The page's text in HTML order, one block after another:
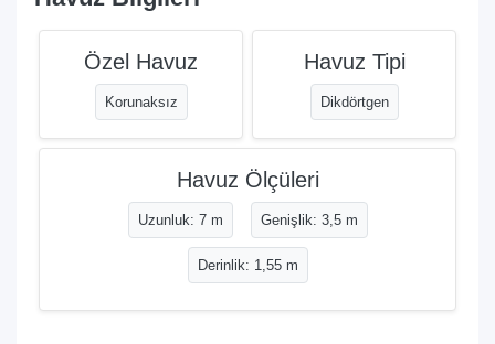
Özel Havuz
Korunaksız
Havuz Tipi
Dikdörtgen
Havuz Ölçüleri
Uzunluk: 7 m Genişlik: 3,5 m
Derinlik: 1,55 m